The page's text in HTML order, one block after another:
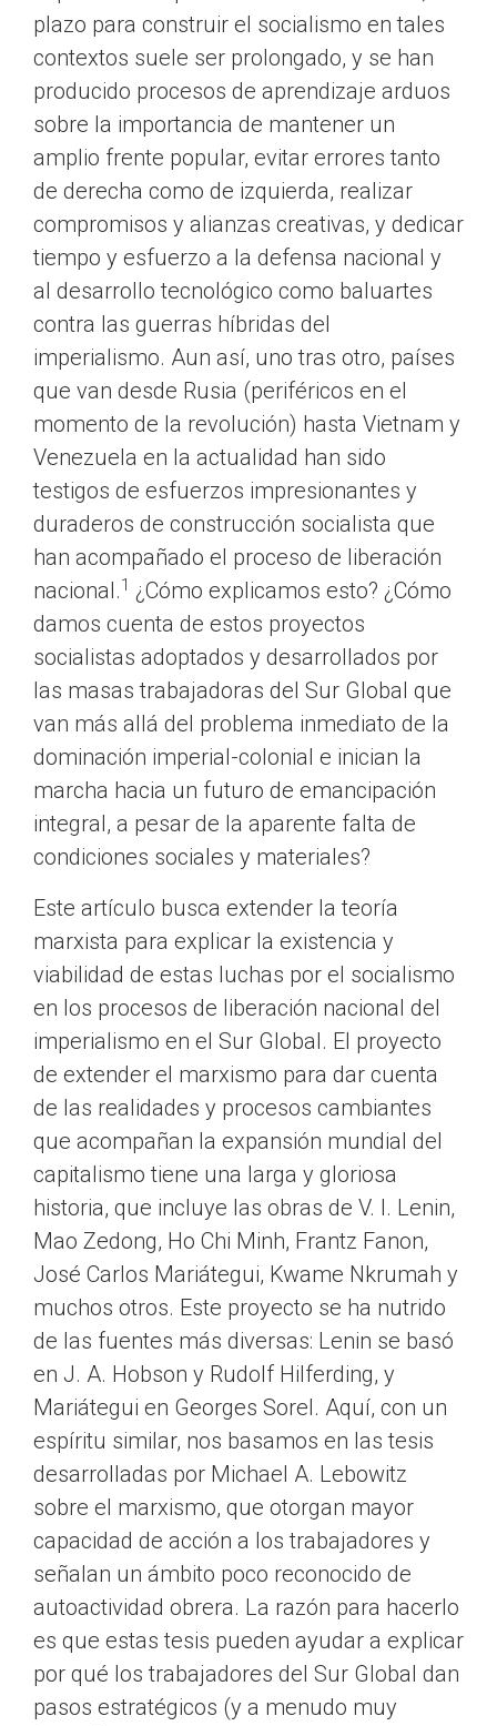
plazo para construir el socialismo en tales
contextos suele ser prolongado, y se han
producido procesos de aprendizaje arduos
sobre la importancia de mantener un
amplio frente popular, evitar errores tanto
de derecha como de izquierda, realizar
compromisos y alianzas creativas, y dedicar
tiempo y esfuerzo a la defensa nacional y
al desarrollo tecnológico como baluartes
contra las guerras híbridas del
imperialismo. Aun así, uno tras otro, países
que van desde Rusia (periféricos en el
momento de la revolución) hasta Vietnam y
Venezuela en la actualidad han sido
testigos de esfuerzos impresionantes y
duraderos de construcción socialista que
han acompañado el proceso de liberación
nacional.1 ¿Cómo explicamos esto? ¿Cómo
damos cuenta de estos proyectos
socialistas adoptados y desarrollados por
las masas trabajadoras del Sur Global que
van más allá del problema inmediato de la
dominación imperial-colonial e inician la
marcha hacia un futuro de emancipación
integral, a pesar de la aparente falta de
condiciones sociales y materiales?
Este artículo busca extender la teoría
marxista para explicar la existencia y
viabilidad de estas luchas por el socialismo
en los procesos de liberación nacional del
imperialismo en el Sur Global. El proyecto
de extender el marxismo para dar cuenta
de las realidades y procesos cambiantes
que acompañan la expansión mundial del
capitalismo tiene una larga y gloriosa
historia, que incluye las obras de V. I. Lenin,
Mao Zedong, Ho Chi Minh, Frantz Fanon,
José Carlos Mariátegui, Kwame Nkrumah y
muchos otros. Este proyecto se ha nutrido
de las fuentes más diversas: Lenin se basó
en J. A. Hobson y Rudolf Hilferding, y
Mariátegui en Georges Sorel. Aquí, con un
espíritu similar, nos basamos en las tesis
desarrolladas por Michael A. Lebowitz
sobre el marxismo, que otorgan mayor
capacidad de acción a los trabajadores y
señalan un ámbito poco reconocido de
autoactividad obrera. La razón para hacerlo
es que estas tesis pueden ayudar a explicar
por qué los trabajadores del Sur Global dan
pasos estratégicos (y a menudo muy